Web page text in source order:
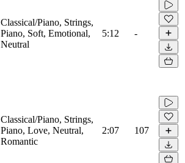
Classical/Piano, Strings,
Piano, Soft, Emotional,
Neutral
5:12 -
Classical/Piano, Strings,
Piano, Love, Neutral,
Romantic
2:07 107